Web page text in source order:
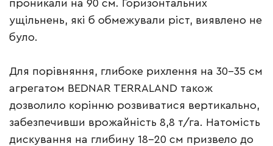
проникали на 90 см. Горизонтальних
ущільнень, які б обмежували ріст, виявлено не
було.
Для порівняння, глибоке рихлення на 30–35 см
агрегатом BEDNAR TERRALAND також
дозволило корінню розвиватися вертикально,
забезпечивши врожайність 8,8 т/га. Натомість
дискування на глибину 18–20 см призвело до